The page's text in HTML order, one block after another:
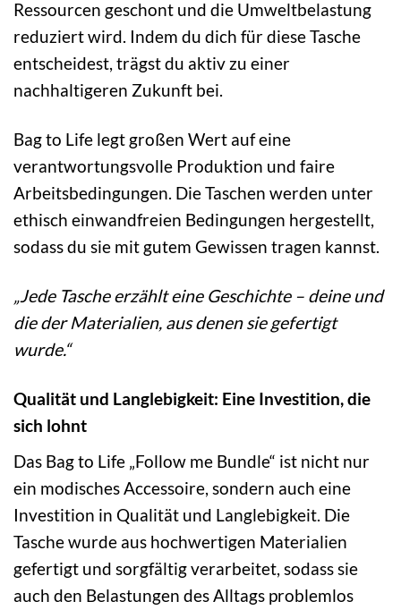
Ressourcen geschont und die Umweltbelastung
reduziert wird. Indem du dich für diese Tasche
entscheidest, trägst du aktiv zu einer
nachhaltigeren Zukunft bei.
Bag to Life legt großen Wert auf eine
verantwortungsvolle Produktion und faire
Arbeitsbedingungen. Die Taschen werden unter
ethisch einwandfreien Bedingungen hergestellt,
sodass du sie mit gutem Gewissen tragen kannst.
„Jede Tasche erzählt eine Geschichte – deine und
die der Materialien, aus denen sie gefertigt
wurde.“
Qualität und Langlebigkeit: Eine Investition, die
sich lohnt
Das Bag to Life „Follow me Bundle“ ist nicht nur
ein modisches Accessoire, sondern auch eine
Investition in Qualität und Langlebigkeit. Die
Tasche wurde aus hochwertigen Materialien
gefertigt und sorgfältig verarbeitet, sodass sie
auch den Belastungen des Alltags problemlos